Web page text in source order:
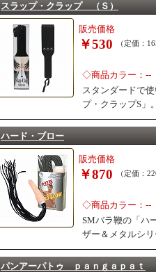
スラップ・クラップ （Ｓ）
販売価格
￥530 （定価：
◇商品カラー：--
スタンダードで
プ・クラップS」
ハード・ブロー
販売価格
￥870 （定価：
◇商品カラー：--
SMバラ鞭の「ハ
ザー＆メタルシ
パンアーパトゥ ｐａｎｇａｐａｔ